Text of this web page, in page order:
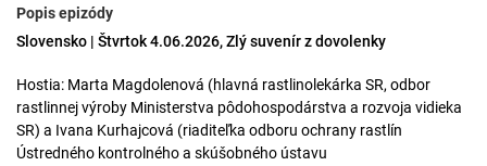
Popis epizódy
Slovensko | Štvrtok 4.06.2026, Zlý suvenír z dovolenky
Hostia: Marta Magdolenová (hlavná rastlinolekárka SR, odbor
rastlinnej výroby Ministerstva pôdohospodárstva a rozvoja vidieka
SR) a Ivana Kurhajcová (riaditeľka odboru ochrany rastlín
Ústredného kontrolného a skúšobného ústavu